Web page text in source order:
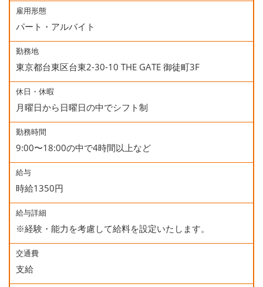
雇用形態
パート・アルバイト
勤務地
東京都台東区台東2-30-10 THE GATE 御徒町3F
休日・休暇
月曜日から日曜日の中でシフト制
勤務時間
9:00〜18:00の中で4時間以上など
給与
時給1350円
給与詳細
※経験・能力を考慮して給料を設定いたします。
交通費
支給